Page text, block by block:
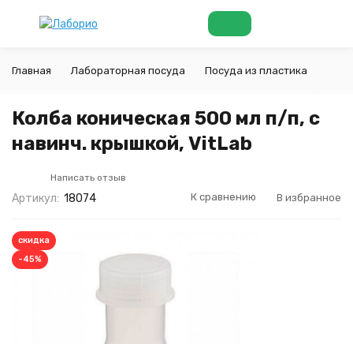
Главная Лабораторная посуда Посуда из пластика
Колба коническая 500 мл п/п, с
навинч. крышкой, VitLab
Написать отзыв
Артикул: 18074 К сравнению В избранное
скидка
-45%